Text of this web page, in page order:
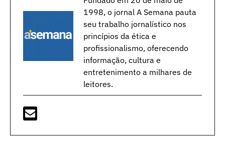
1998, o jornal A Semana pauta
seu trabalho jornalístico nos
princípios da ética e
profissionalismo, oferecendo
informação, cultura e
entretenimento a milhares de
leitores.